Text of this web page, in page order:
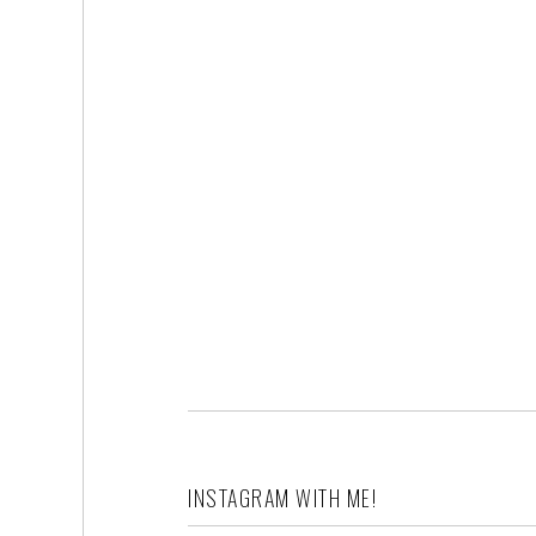
INSTAGRAM WITH ME!